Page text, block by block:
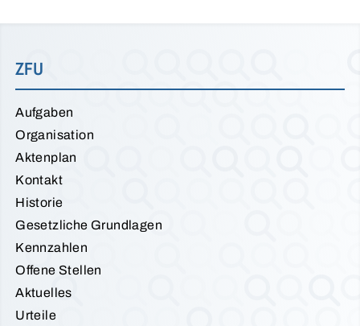
ZFU
Aufgaben
Organisation
Aktenplan
Kontakt
Historie
Gesetzliche Grundlagen
Kennzahlen
Offene Stellen
Aktuelles
Urteile